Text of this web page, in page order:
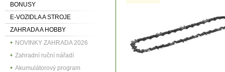
BONUSY
E-VOZIDLA A STROJE
ZAHRADA A HOBBY
NOVINKY ZAHRADA 2026
Zahradní ruční nářadí
Akumulátorový program